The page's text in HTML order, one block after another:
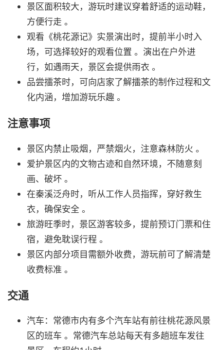
景区面积较大，游玩时建议穿着舒适的运动鞋，
方便行走 。
观看《桃花源记》实景演出时，提前半小时入
场，可选择较好的观看位置 。演出在户外进
行，如遇雨天，景区会提供雨衣 。
品尝擂茶时，可向店家了解擂茶的制作过程和文
化内涵，增加游玩乐趣 。
注意事项
景区内禁止吸烟，严禁烟火，注意森林防火 。
爱护景区内的文物古迹和自然环境，不随意刻
画、破坏 。
在秦溪泛舟时，听从工作人员指挥，穿好救生
衣，确保安全 。
旅游旺季时，景区游客较多，提前预订门票和住
宿，避免耽误行程 。
景区内部分项目需额外收费，游玩前可了解清楚
收费标准 。
交通
汽车：常德市内有多个汽车站有前往桃花源风景
区的班车 。常德汽车总站每天有多趟班车发往